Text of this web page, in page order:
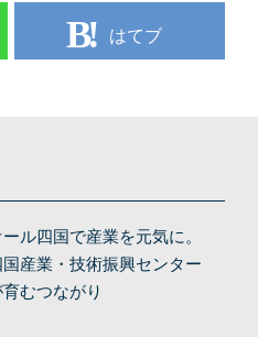
はてブ
ール四国で産業を元気に。
国産業・技術振興センター
育むつながり